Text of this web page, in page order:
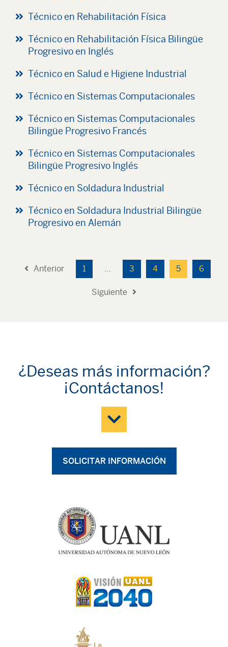
Técnico en Rehabilitación Física
Técnico en Rehabilitación Física Bilingüe
Progresivo en Inglés
Técnico en Salud e Higiene Industrial
Técnico en Sistemas Computacionales
Técnico en Sistemas Computacionales
Bilingüe Progresivo Francés
Técnico en Sistemas Computacionales
Bilingüe Progresivo Inglés
Técnico en Soldadura Industrial
Técnico en Soldadura Industrial Bilingüe
Progresivo en Alemán
Anterior 1 … 3 4 5 6
Siguiente
¿Deseas más información?
¡Contáctanos!
SOLICITAR INFORMACIÓN